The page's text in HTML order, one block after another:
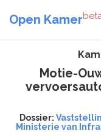
Open Kamer
Motie-
Dossier:
Ministerie van